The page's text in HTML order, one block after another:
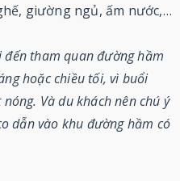
giường ngủ, ấm nước,…
tham quan đường hầm
hoặc chiều tối, vì buổi
Và du khách nên chú ý
dẫn vào khu đường hầm có